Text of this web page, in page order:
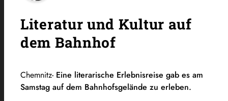
Literatur und Kultur auf
dem Bahnhof
Chemnitz- Eine literarische Erlebnisreise gab es am
Samstag auf dem Bahnhofsgelände zu erleben.